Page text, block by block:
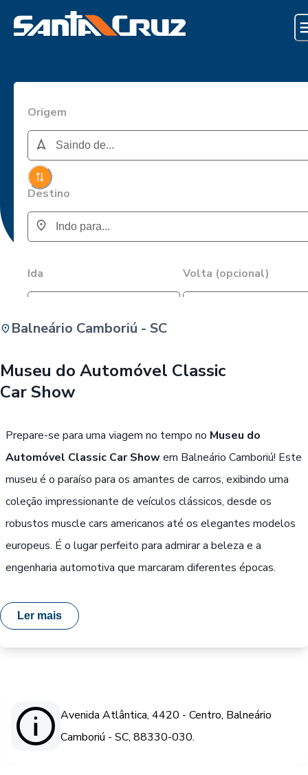
Origem
Destino
Ida Volta (opcional)
Balneário Camboriú - SC
Museu do Automóvel Classic
Car Show
Prepare-se para uma viagem no tempo no Museu do
Automóvel Classic Car Showem Balneário Camboriú! Este
museu é o paraíso para os amantes de carros, exibindo uma
coleção impressionante de veículos clássicos, desde os
robustos muscle cars americanos até os elegantes modelos
europeus. É o lugar perfeito para admirar a beleza e a
engenharia automotiva que marcaram diferentes épocas.
Ler mais
Avenida Atlântica, 4420 - Centro, Balneário
Camboriú - SC, 88330-030.